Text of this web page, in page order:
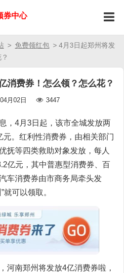
券中心
> 免费领红包 > 4月3日起郑州将发
消费券！怎么领？怎么花？
月02日 3447
，4月3日起，该市全城发放两
。红利性消费券，由相关部门
抚等四类救助对象发放，每人
亿元，其中普惠型消费券、百
车消费券由市商务局牵头发
就可以领取。
河南郑州将发放4亿消费券啦，